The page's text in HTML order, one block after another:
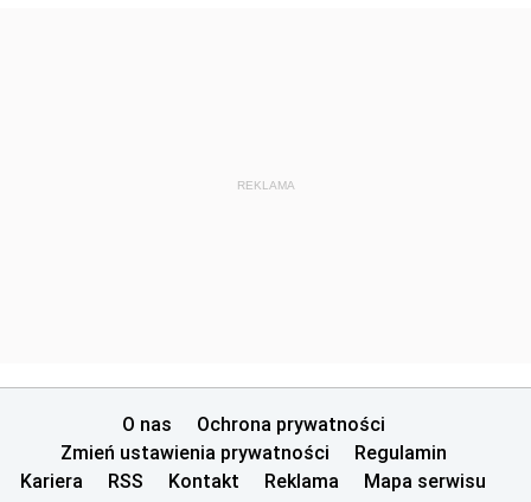
REKLAMA
O nas
Ochrona prywatności
Zmień ustawienia prywatności
Regulamin
Kariera
RSS Kontakt Reklama Mapa serwisu